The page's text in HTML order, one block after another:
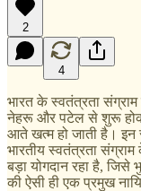
2
4
भारत के स्वतंत्रता संग्राम
नेहरू और पटेल से शुरू
आते खत्म हो जाती है। इन
भारतीय स्वतंत्रता
बड़ा योगदान रहा है, जिसे
की ऐसी ही एक प्रमुख